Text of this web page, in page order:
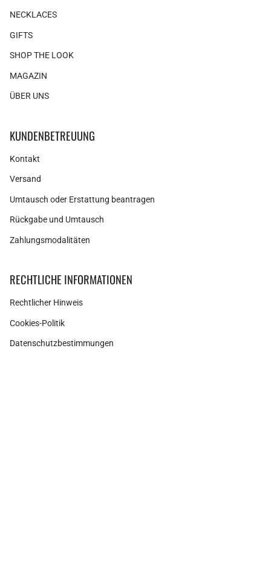
NECKLACES
GIFTS
SHOP THE LOOK
MAGAZIN
ÜBER UNS
KUNDENBETREUUNG
Kontakt
Versand
Umtausch oder Erstattung beantragen
Rückgabe und Umtausch
Zahlungsmodalitäten
RECHTLICHE INFORMATIONEN
Rechtlicher Hinweis
Cookies-Politik
Datenschutzbestimmungen